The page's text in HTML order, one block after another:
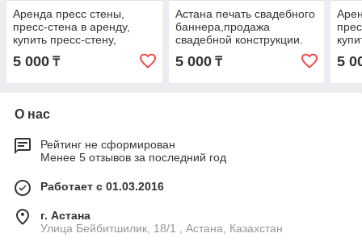
Аренда пресс стены,
пресс-стена в аренду,
купить пресс-стену,
прессстена, пресс стена в
Астане
5 000 ₸
Астана печать свадебного
баннера,продажа
свадебной конструкции.
5 000₸ 5
О нас
Рейтинг не сформирован
Менее 5 отзывов за последний год
Работает с 01.03.2016
г. Астана
Улица Бейбитшилик, 18/1 , Астана, Казахстан